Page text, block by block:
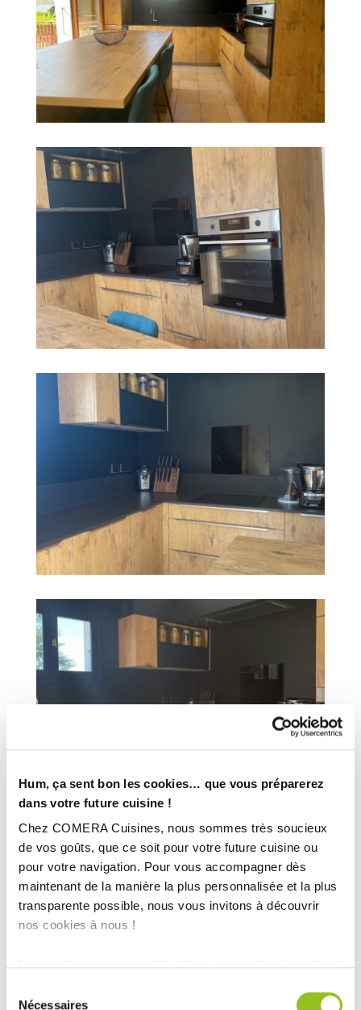
Hum, ça sent bon les cookies… que vous préparerez
dans votre future cuisine !
Chez COMERA Cuisines, nous sommes très soucieux
de vos goûts, que ce soit pour votre future cuisine ou
pour votre navigation. Pour vous accompagner dès
maintenant de la manière la plus personnalisée et la plus
transparente possible, nous vous invitons à découvrir
nos cookies à nous !
médias sociaux et d'analyser notre trafic. Nous
Nécessaires